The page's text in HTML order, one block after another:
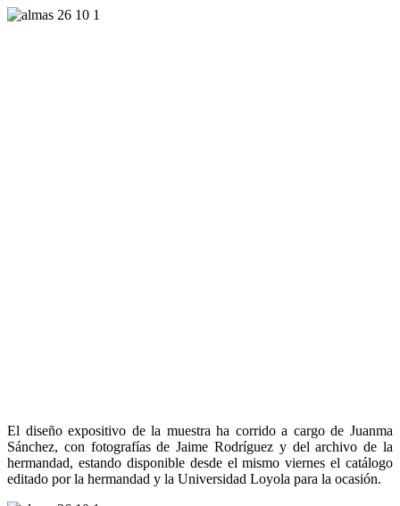
El diseño expositivo de la muestra ha corrido a cargo de Juanma
Sánchez, con fotografías de Jaime Rodríguez y del archivo de la
hermandad, estando disponible desde el mismo viernes el catálogo
editado por la hermandad y la Universidad Loyola para la ocasión.